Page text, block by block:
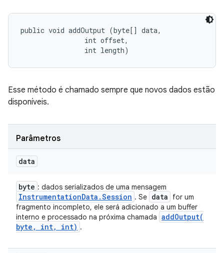
public void addOutput (byte[] data,
                int offset,
                int length)
Esse método é chamado sempre que novos dados estão
disponíveis.
Parâmetros
data
byte : dados serializados de uma mensagem
InstrumentationData .Session . Se data
for um
fragmento incompleto, ele será adicionado a um buffer
interno e processado na próxima chamada addOutput(
byte , int, int) .